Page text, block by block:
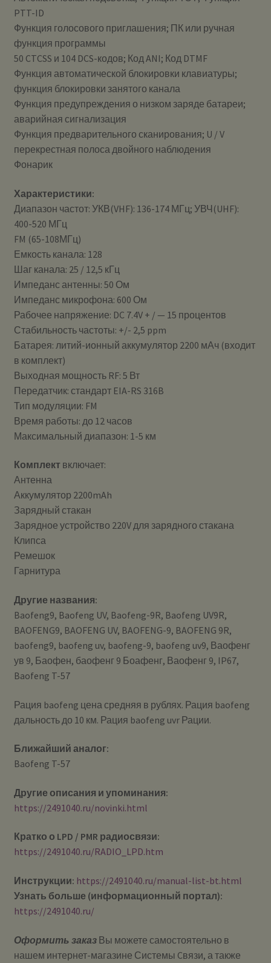
PTT-ID
Функция голосового приглашения; ПК или ручная
функция программы
50 CTCSS и 104 DCS-кодов; Код ANI; Код DTMF
Функция автоматической блокировки клавиатуры;
функция блокировки занятого канала
Функция предупреждения о низком заряде батареи;
аварийная сигнализация
Функция предварительного сканирования; U / V
перекрестная полоса двойного наблюдения
Фонарик
Характеристики:
Диапазон частот: УКВ(VHF): 136-174 МГц; УВЧ(UHF):
400-520 МГц
FM (65-108МГц)
Емкость канала: 128
Шаг канала: 25 / 12,5 кГц
Импеданс антенны: 50 Ом
Импеданс микрофона: 600 Ом
Рабочее напряжение: DC 7.4V + / — 15 процентов
Стабильность частоты: +/- 2,5 ppm
Батарея: литий-ионный аккумулятор 2200 мАч (входит
в комплект)
Выходная мощность RF: 5 Вт
Передатчик: стандарт EIA-RS 316B
Тип модуляции: FM
Время работы: до 12 часов
Максимальный диапазон: 1-5 км
Комплектвключает:
Антенна
Аккумулятор 2200mAh
Зарядный стакан
Зарядное устройство 220V для зарядного стакана
Клипса
Ремешок
Гарнитура
Другие названия:
Baofeng9, Baofeng UV, Baofeng-9R, Baofeng UV9R,
BAOFENG9, BAOFENG UV, BAOFENG-9, BAOFENG 9R,
baofeng9, baofeng uv, baofeng-9, baofeng uv9, Ваофенг
ув 9, Баофен, баофенг 9 Боафенг, Ваофенг 9, IP67,
Baofeng T-57
Рация baofeng цена средняя в рублях. Рация baofeng
дальность до 10 км. Рация baofeng uvr Рации.
Ближайший аналог:
Baofeng T-57
Другие описания и упоминания:
https://2491040.ru/novinki.html
Кратко о LPD / PMR радиосвязи:
https://2491040.ru/RADIO_LPD.htm
Инструкции: https://2491040.ru/manual-list-bt.html
Узнать больше (информационный портал):
https://2491040.ru/
Оформить заказВы можете самостоятельно в
нашем интернет-магазине Системы Cвязи, а также